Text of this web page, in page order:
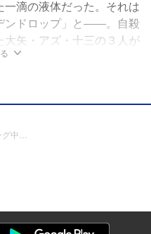
滴の液体だった。それは
ンドロップ」と――。自殺
大矢・アズ・十三の３人が
大量の覚醒剤だった。
とか売るのとか手伝って
４人の運命は動き始め
中…